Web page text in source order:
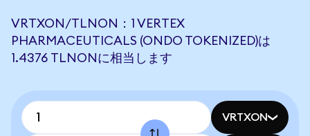
VRTXON/TLNON：1 VERTEX
PHARMACEUTICALS (ONDO TOKENIZED)は
1.4376 TLNONに相当します
VRTXON